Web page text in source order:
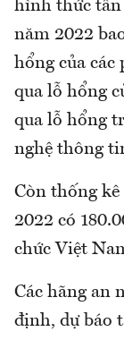
hình thức tấn
năm 2022
hổng của các
qua lỗ hổng
qua lỗ hổng
nghệ thông
Còn thống
2022 có
chức Việt
Các hãng an
định, dự báo